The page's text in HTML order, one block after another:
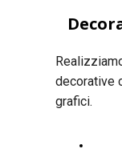
decorative
grafici.